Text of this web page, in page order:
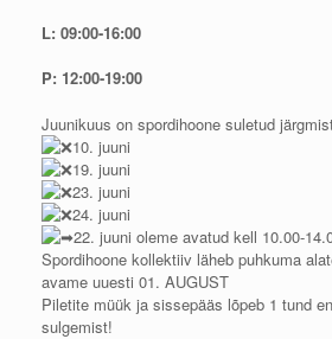
L: 09:00-16:00
P: 12:00-19:00
Juunikuus on spordihoone suletud
10. juuni
19. juuni
23. juuni
24. juuni
22. juuni oleme avatud kell 10.00-
Spordihoone kollektiiv läheb puhkuma
avame uuesti 01. AUGUST
Piletite müük ja sissepääs lõpeb 1 tund
sulgemist!